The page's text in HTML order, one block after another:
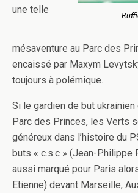
une telle
mésaventure au Parc des
encaissé par Maxym
toujours à polémique.
Si le gardien de but ukrainien
Parc des Princes, les Verts
généreux dans l’histoire du
buts « c.s.c » (Jean-Philippe
aussi marqué pour Paris
Etienne) devant Marseille,